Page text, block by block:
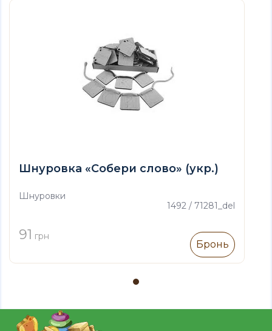
Шнуровка «Собери слово» (укр.)
Шнуровки
1492 / 71281_del
91 грн
Бронь